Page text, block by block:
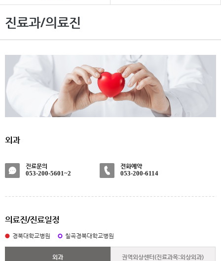
진료과/의료진
외과
진료문의
053-200-5601~2
전화예약
053-200-6114
의료진/진료일정
경북대학교병원 칠곡경북대학교병원
외과 권역외상센터(진료과목:외상외과)